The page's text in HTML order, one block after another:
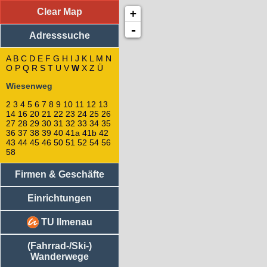
Adresssuche: Wiesenweg
4
2
3
8
10
9
11
13
5
14
12
21
25
23
31
33
27
32
34
Clear Map
Adresssuche
A B C D E F G H I J K L M N
O P Q R S T U V W X Z Ü
Wiesenweg
2 3 4 5 6 7 8 9 10 11 12 13
14 16 20 21 22 23 24 25 26
27 28 29 30 31 32 33 34 35
36 37 38 39 40 41a 41b 42
43 44 45 46 50 51 52 54 56
58
Firmen & Geschäfte
Einrichtungen
TU Ilmenau
(Fahrrad-/Ski-)
Wanderwege
+
-